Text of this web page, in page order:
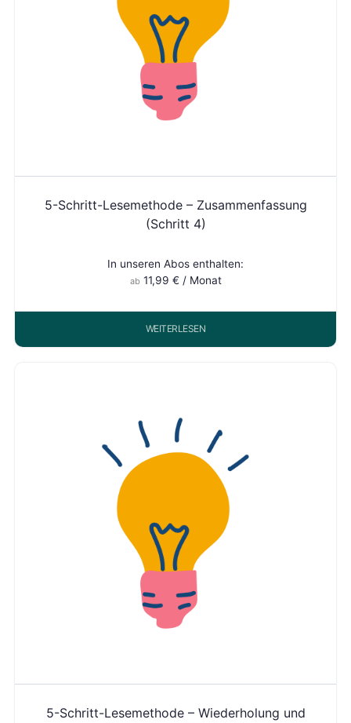
5-Schritt-Lesemethode – Zusammenfassung
(Schritt 4)
In unseren Abos enthalten:
ab 11,99 € / Monat
WEITERLESEN
5-Schritt-Lesemethode – Wiederholung und